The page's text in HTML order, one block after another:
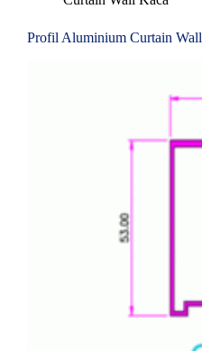
Profil Aluminium Curtain Wall